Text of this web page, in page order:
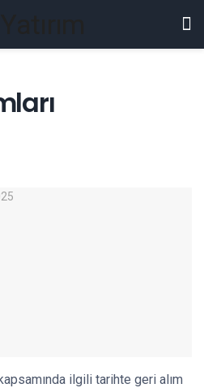
ilgili tarihte geri alım